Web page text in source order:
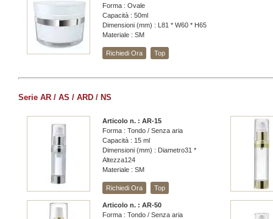
Forma : Ovale
Capacità : 50ml
Dimensioni (mm) : L81 * W60 * H65
Materiale : SM
Richiedi Ora Top
Serie AR / AS / ARD / NS
Articolo n. : AR-15
Forma : Tondo / Senza aria
Capacità : 15 ml
Dimensioni (mm) : Diametro31 *
Altezza124
Materiale : SM
Richiedi Ora Top
Articolo n. : AR-50
Forma : Tondo / Senza aria